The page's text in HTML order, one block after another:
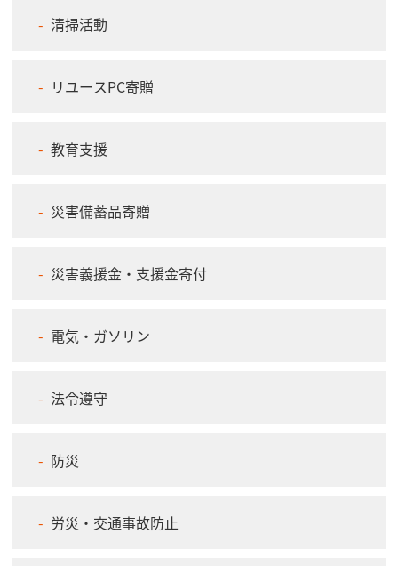
清掃活動
リユースPC寄贈
教育支援
災害備蓄品寄贈
災害義援金・支援金寄付
電気・ガソリン
法令遵守
防災
労災・交通事故防止